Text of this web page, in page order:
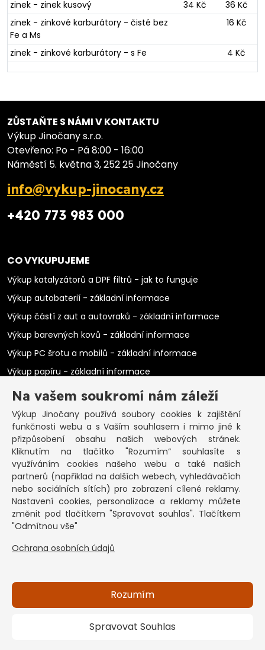
zinek - zinek kusový
34 Kč
36 Kč
zinek - zinkové karburátory - čisté bez
Fe a Ms
16 Kč
zinek - zinkové karburátory - s Fe 4 Kč
ZŮSTAŇTE S NÁMI V KONTAKTU
Výkup Jinočany s.r.o.
Otevřeno: Po - Pá 8:00 - 16:00
Náměstí 5. května 3, 252 25 Jinočany
info@vykup-jinocany.cz
+420 773 983 000
CO VYKUPUJEME
Výkup katalyzátorů a DPF filtrů - jak to funguje
Výkup autobaterií - základní informace
Výkup částí z aut a autovraků - základní informace
Výkup barevných kovů - základní informace
Výkup PC šrotu a mobilů - základní informace
Výkup papíru - základní informace
Výkup elektromotorů - základní informace
PRAKTICKÉ INFORMACE
Pozastavená živnost
Co vykoupíme na občanku?
Podmínky výkupu
Formuláře ke stažení
SEPNO - návod
Ochrana osobních údajů a informace cookies
KONTAKT
Kontakt na pracovníky
Na vašem soukromí nám záleží
Výkup Jinočany používá soubory cookies k zajištění
funkčnosti webu a s Vaším souhlasem i mimo jiné k
přizpůsobení obsahu našich webových stránek.
Kliknutím na tlačítko "Rozumím“ souhlasíte s
využíváním cookies našeho webu a také našich
partnerů (například na dalších webech, vyhledávačích
nebo sociálních sítích) pro zobrazení cílené reklamy.
Nastavení cookies, personalizace a reklamy můžete
změnit pod tlačítkem "Spravovat souhlas". Tlačítkem
"Odmítnou vše"
Ochrana osobních údajů
Rozumím
Spravovat Souhlas